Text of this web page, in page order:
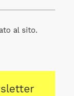
al sito.